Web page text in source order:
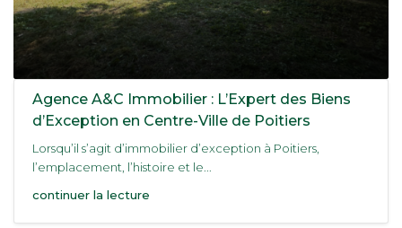
Agence A&C Immobilier : L’Expert des Biens
d’Exception en Centre-Ville de Poitiers
Lorsqu’il s’agit d’immobilier d’exception à Poitiers,
l’emplacement, l’histoire et le...
continuer la lecture